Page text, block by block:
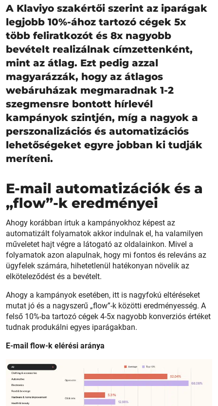
A Klaviyo szakértői szerint az iparágak
legjobb 10%-ához tartozó cégek 5x
több feliratkozót és 8x nagyobb
bevételt realizálnak címzettenként,
mint az átlag. Ezt pedig azzal
magyarázzák, hogy az átlagos
webáruházak megmaradnak 1-2
szegmensre bontott hírlevél
kampányok szintjén, míg a nagyok a
perszonalizációs és automatizációs
lehetőségeket egyre jobban ki tudják
meríteni.
E-mail automatizációk és a
„flow”-k eredményei
Ahogy korábban írtuk a kampányokhoz képest az
automatizált folyamatok akkor indulnak el, ha valamilyen
műveletet hajt végre a látogató az oldalainkon. Mivel a
folyamatok azon alapulnak, hogy mi fontos és releváns az
ügyfelek számára, hihetetlenül hatékonyan növelik az
elköteleződést és a bevételt.
Ahogy a kampányok esetében, itt is nagyfokú eltéréseket
mutat jó és a nagyszerű „flow”-k közötti eredményesség. A
felső 10%-ba tartozó cégek 4-5x nagyobb konverziós értéket
tudnak produkálni egyes iparágakban.
E-mail flow-k elérési aránya